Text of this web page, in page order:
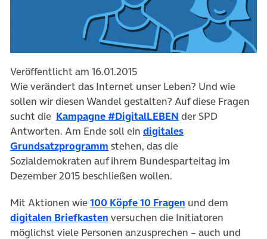
Veröffentlicht am 16.01.2015
Wie verändert das Internet unser Leben? Und wie
sollen wir diesen Wandel gestalten? Auf diese Fragen
sucht die Kampagne #DigitalLEBEN (öffnet in neuem
der SPD
Antworten. Am Ende soll ein digitales
Grundsatzprogramm (öffnet in neuem Tab)
stehen, das die
Sozialdemokraten auf ihrem Bundesparteitag im
Dezember 2015 beschließen wollen.
Mit Aktionen wie100 Köpfe 10 Fragen (öffnet in neuem
und dem
digitalen Briefkasten (öffnet in neuem Tab)
versuchen die Initiatoren
möglichst viele Personen anzusprechen – auch und